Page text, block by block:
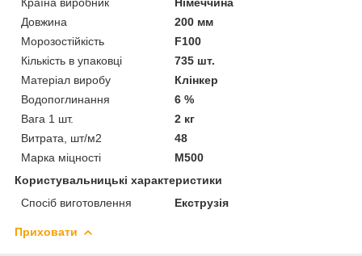
Довжина
200 мм
Морозостійкість
F100
Кількість в упаковці
735 шт.
Матеріал виробу
Клінкер
Водопоглинання
6 %
Вага 1 шт.
2 кг
Витрата, шт/м2
48
Марка міцності
М500
Користувальницькі характеристики
Спосіб виготовлення
Екструзія
Приховати